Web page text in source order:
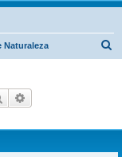
Naturaleza
Buscar